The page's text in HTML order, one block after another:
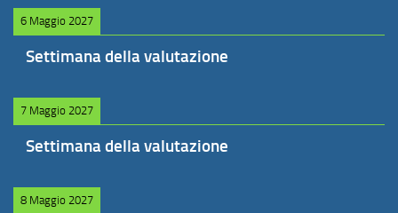
6 Maggio 2027
Settimana della valutazione
7 Maggio 2027
Settimana della valutazione
8 Maggio 2027